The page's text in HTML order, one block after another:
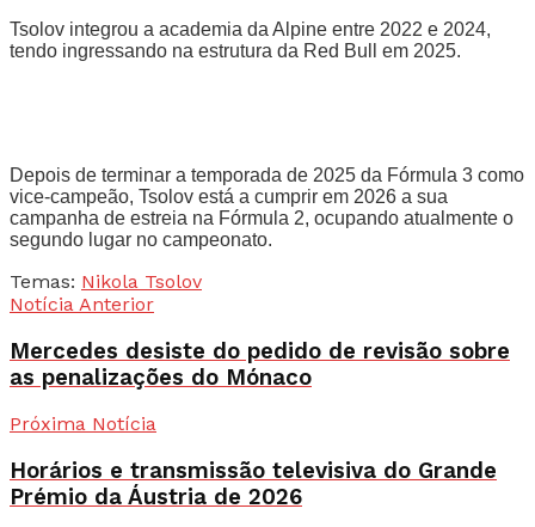
Tsolov integrou a academia da Alpine entre 2022 e 2024,
tendo ingressando na estrutura da Red Bull em 2025.
Depois de terminar a temporada de 2025 da Fórmula 3 como
vice-campeão, Tsolov está a cumprir em 2026 a sua
campanha de estreia na Fórmula 2, ocupando atualmente o
segundo lugar no campeonato.
Temas: Nikola Tsolov
Notícia Anterior
Mercedes desiste do pedido de revisão sobre
as penalizações do Mónaco
Próxima Notícia
Horários e transmissão televisiva do Grande
Prémio da Áustria de 2026